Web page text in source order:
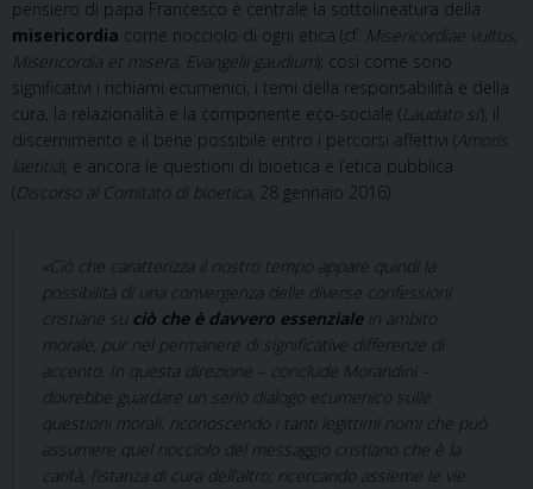
pensiero di papa Francesco è centrale la sottolineatura della
misericordia come nocciolo di ogni etica (cf. Misericordiae vultus,
Misericordia et misera, Evangelii gaudium); così come sono
significativi i richiami ecumenici, i temi della responsabilità e della
cura, la relazionalità e la componente eco-sociale (Laudato si’), il
discernimento e il bene possibile entro i percorsi affettivi (Amoris
laetitia); e ancora le questioni di bioetica e l’etica pubblica
(Discorso al Comitato di bioetica, 28 gennaio 2016).
«Ciò che caratterizza il nostro tempo appare quindi la
possibilità di una convergenza delle diverse confessioni
cristiane su ciò che è davvero essenzialein ambito
morale, pur nel permanere di significative differenze di
accento. In questa direzione – conclude Morandini –
dovrebbe guardare un serio dialogo ecumenico sulle
questioni morali, riconoscendo i tanti legittimi nomi che può
assumere quel nocciolo del messaggio cristiano che è la
carità, l’istanza di cura dell’altro; ricercando assieme le vie